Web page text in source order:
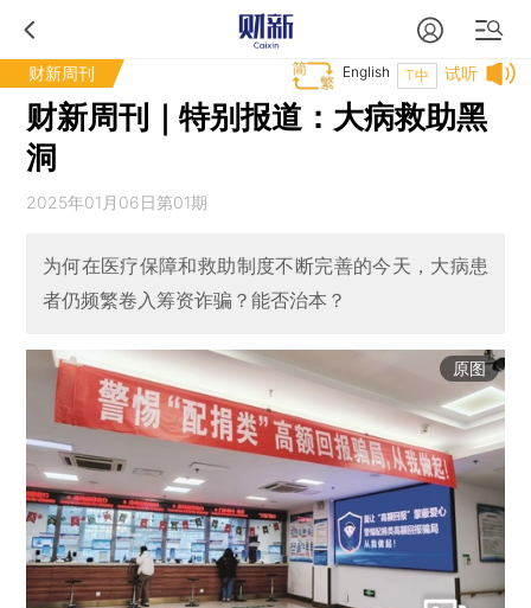
财新周刊 试听
T中
English
财新周刊｜特别报道：大病救助黑
洞
2025年01月06日第01期
为何在医疗保障和救助制度不断完善的今天，大病患
者仍频繁卷入筹资诈骗？能否治本？
原图